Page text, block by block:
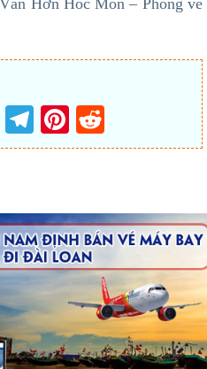
Hớn Hóc Môn – Phòng vé
WeChat
Telegram
Pinterest